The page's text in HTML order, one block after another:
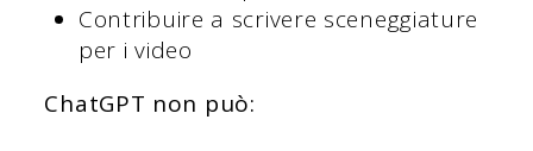
Contribuire a scrivere sceneggiature
per i video
ChatGPT non può: